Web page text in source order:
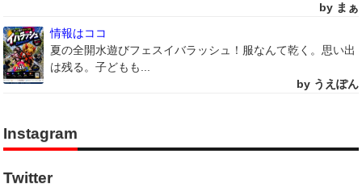
by まぁ
情報はココ
夏の全開水遊びフェスイバラッシュ！服なんて乾く。思い出
は残る。子どもも...
by うえぽん
Instagram
Twitter